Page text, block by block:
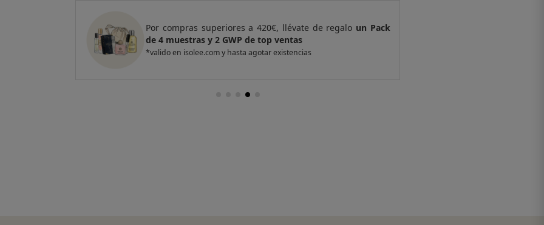
Por compras superiores a 420€, llévate de regalo un Pack
de 4 muestras y 2 GWP de top ventas
*valido en isolee.com y hasta agotar existencias